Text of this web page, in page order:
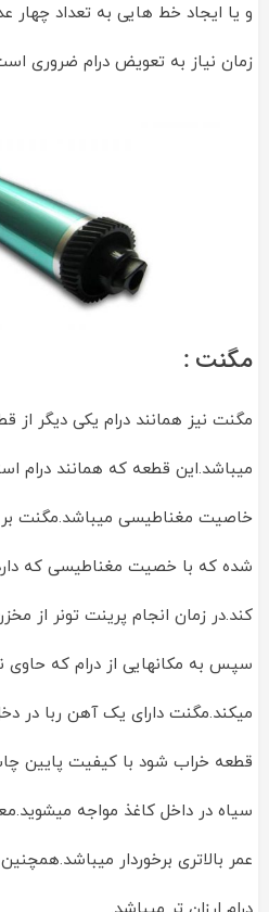
و یا ایجاد خط هایی به تعداد چهار
زمان نیاز به تعویض درام ضروری
مگنت :
مگنت نیز همانند درام یکی دیگر از
میباشد.این قطعه که همانند درام
خاصیت مغناطیسی میباشد.مگنت
شده که با خصیت مغناطیسی که
کند.در زمان انجام پرینت تونر از
سپس به مکانهایی از درام که حاوی
میکند.مگنت دارای یک آهن ربا در
قطعه خراب شود با کیفیت پایین
سیاه در داخل کاغذ مواجه
عمر بالاتری برخوردار